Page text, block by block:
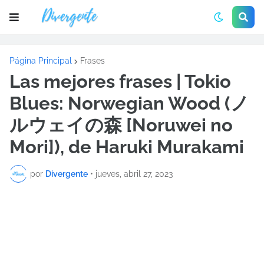
Página Principal Frases
Las mejores frases | Tokio
Blues: Norwegian Wood (ノ
ルウェイの森 [Noruwei no
Mori]), de Haruki Murakami
por Divergente • jueves, abril 27, 2023